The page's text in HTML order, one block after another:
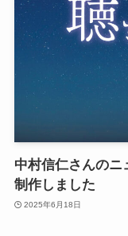
中村信仁さんのニ
制作しました
2025年6月18日